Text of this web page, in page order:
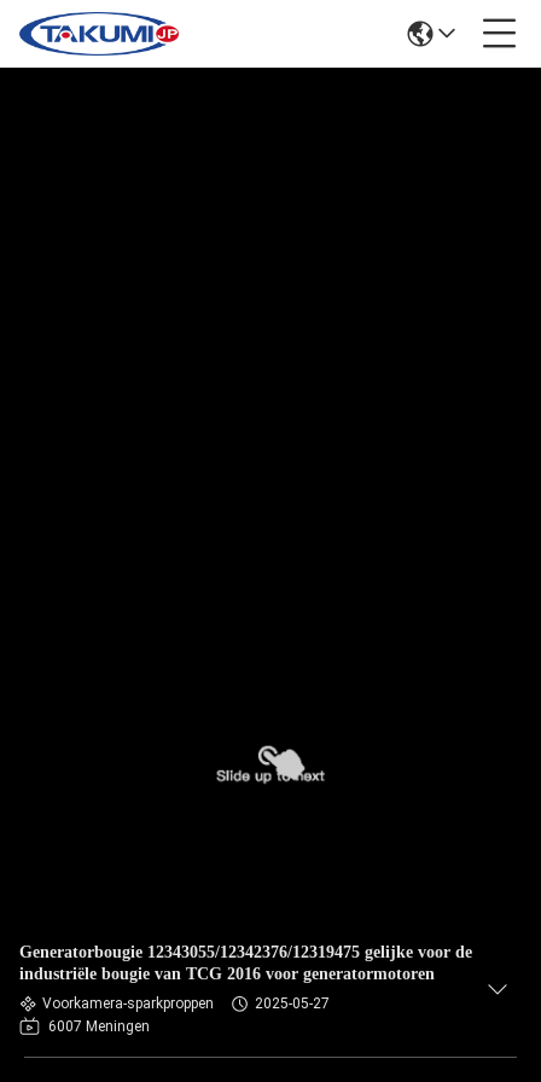
Generatorbougie 12343055/12342376/12319475 gelijke voor de
industriële bougie van TCG 2016 voor generatormotoren
Voorkamera-sparkproppen
2025-05-27
6007 Meningen